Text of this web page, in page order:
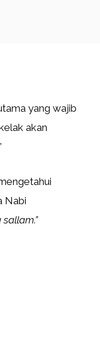
yang wajib
akan
Nabi